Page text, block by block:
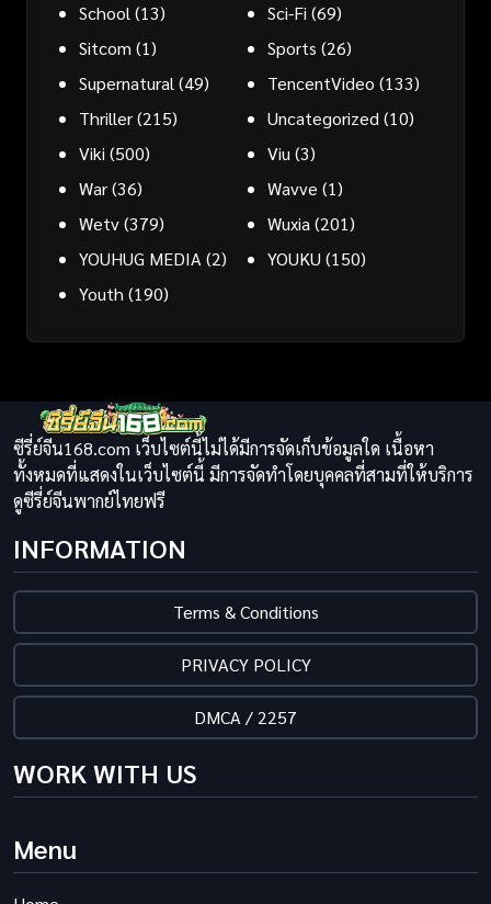
School (13) Sci-Fi (69)
Sitcom (1) Sports (26)
Supernatural (49) TencentVideo (133)
Thriller(215) Uncategorized (10)
Viki (500) Viu (3)
War(36) Wavve (1)
Wetv(379) Wuxia (201)
YOUHUG MEDIA (2) YOUKU (150)
Youth (190)
ซีรี่ย์จีน168.com เว็บไซต์นี้ไม่ได้มีการจัดเก็บข้อมูลใด เนื้อหา
ทั้งหมดที่แสดงในเว็บไซต์นี้ มีการจัดทำโดยบุคคลที่สามที่ให้บริการ
ดูซีรี่ย์จีนพากย์ไทยฟรี
INFORMATION
Terms & Conditions
PRIVACY POLICY
DMCA / 2257
WORK WITH US
Menu